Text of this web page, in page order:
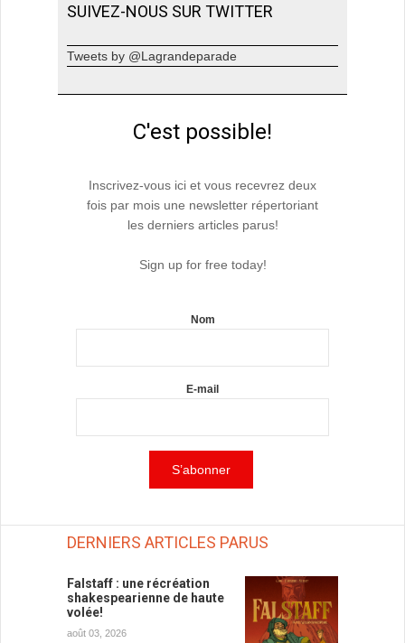
SUIVEZ-NOUS SUR TWITTER
Tweets by @Lagrandeparade
C'est possible!
Inscrivez-vous ici et vous recevrez deux
fois par mois une newsletter répertoriant
les derniers articles parus!
Sign up for free today!
Nom
E-mail
DERNIERS ARTICLES PARUS
Falstaff : une récréation
shakespearienne de haute
volée!
août 03, 2026